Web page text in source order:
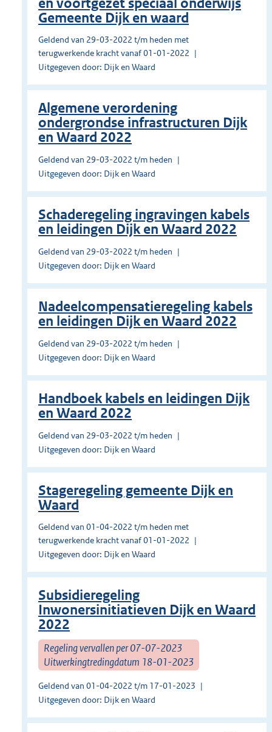
en voortgezet speciaal onderwijs
Gemeente Dijk en waard
Geldend van 29-03-2022 t/m heden met
terugwerkende kracht vanaf 01-01-2022
Uitgegeven door: Dijk en Waard
Algemene verordening
ondergrondse infrastructuren Dijk
en Waard 2022
Geldend van 29-03-2022 t/m heden
Uitgegeven door: Dijk en Waard
Schaderegeling ingravingen kabels
en leidingen Dijk en Waard 2022
Geldend van 29-03-2022 t/m heden
Uitgegeven door: Dijk en Waard
Nadeelcompensatieregeling kabels
en leidingen Dijk en Waard 2022
Geldend van 29-03-2022 t/m heden
Uitgegeven door: Dijk en Waard
Handboek kabels en leidingen Dijk
en Waard 2022
Geldend van 29-03-2022 t/m heden
Uitgegeven door: Dijk en Waard
Stageregeling gemeente Dijk en
Waard
Geldend van 01-04-2022 t/m heden met
terugwerkende kracht vanaf 01-01-2022
Uitgegeven door: Dijk en Waard
Subsidieregeling
Inwonersinitiatieven Dijk en Waard
2022
Regeling vervallen per 07-07-2023
Uitwerkingtredingdatum 18-01-2023
Geldend van 01-04-2022 t/m 17-01-2023
Uitgegeven door: Dijk en Waard